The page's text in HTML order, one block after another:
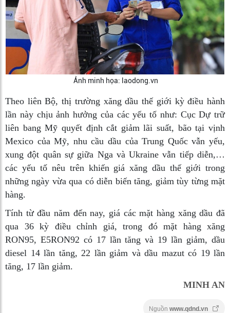
Ảnh minh họa: laodong.vn
Theo liên Bộ, thị trường xăng dầu thế giới kỳ điều hành
lần này chịu ảnh hưởng của các yếu tố như: Cục Dự trữ
liên bang Mỹ quyết định cắt giảm lãi suất, bão tại vịnh
Mexico của Mỹ, nhu cầu dầu của Trung Quốc vẫn yếu,
xung đột quân sự giữa Nga và Ukraine vẫn tiếp diễn,…
các yếu tố nêu trên khiến giá xăng dầu thế giới trong
những ngày vừa qua có diễn biến tăng, giảm tùy từng mặt
hàng.
Tính từ đầu năm đến nay, giá các mặt hàng xăng dầu đã
qua 36 kỳ điều chỉnh giá, trong đó mặt hàng xăng
RON95, E5RON92 có 17 lần tăng và 19 lần giảm, dầu
diesel 14 lần tăng, 22 lần giảm và dầu mazut có 19 lần
tăng, 17 lần giảm.
MINH AN
Nguồn www.qdnd.vn